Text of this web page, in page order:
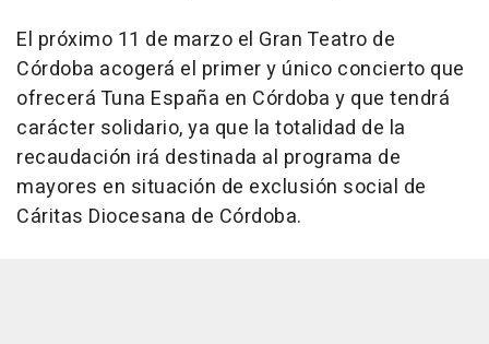
El próximo 11 de marzo el Gran Teatro de
Córdoba acogerá el primer y único concierto que
ofrecerá Tuna España en Córdoba y que tendrá
carácter solidario, ya que la totalidad de la
recaudación irá destinada al programa de
mayores en situación de exclusión social de
Cáritas Diocesana de Córdoba.